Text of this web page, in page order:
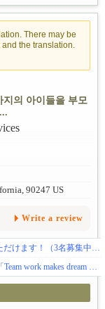
There may be
the translation.
지의 아이들을 부모
90247 US
Write a review
〜親御様をサポートする、安心のデイケア〜
【フルタイムとパートタイム急募！！】「Team work makes dream work!」 私たちと一緒に、愛情あふれる保育を届けませんか？